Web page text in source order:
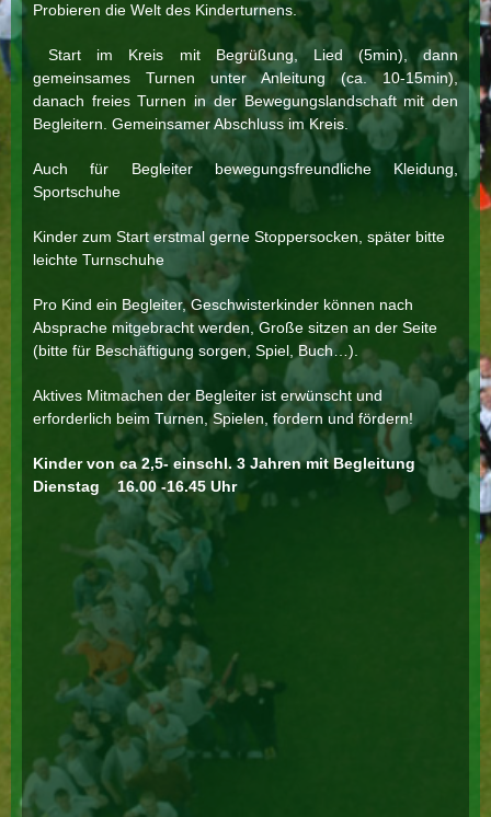
Probieren die Welt des Kinderturnens.
Start im Kreis mit Begrüßung, Lied (5min), dann
gemeinsames Turnen unter Anleitung (ca. 10-15min),
danach freies Turnen in der Bewegungslandschaft mit den
Begleitern. Gemeinsamer Abschluss im Kreis.
Auch für Begleiter bewegungsfreundliche Kleidung,
Sportschuhe
Kinder zum Start erstmal gerne Stoppersocken, später bitte
leichte Turnschuhe
Pro Kind ein Begleiter, Geschwisterkinder können nach
Absprache mitgebracht werden, Große sitzen an der Seite
(bitte für Beschäftigung sorgen, Spiel, Buch…).
Aktives Mitmachen der Begleiter ist erwünscht und
erforderlich beim Turnen, Spielen, fordern und fördern!
Kinder von ca 2,5- einschl. 3 Jahren mit Begleitung
Dienstag 16.00 -16.45 Uhr